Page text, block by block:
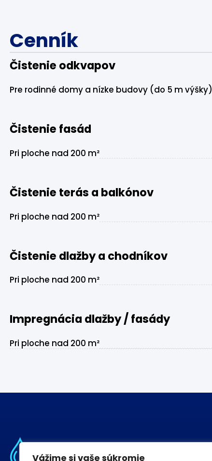
Vážime si vaše súkromie
Cenník
Čistenie odkvapov
Pre rodinné domy a nízke budovy (do 5 m výšky)
Čistenie fasád
Pri ploche nad 200 m²
Čistenie terás a balkónov
Pri ploche nad 200 m²
Čistenie dlažby a chodníkov
Pri ploche nad 200 m²
Impregnácia dlažby / fasády
Pri ploche nad 200 m²